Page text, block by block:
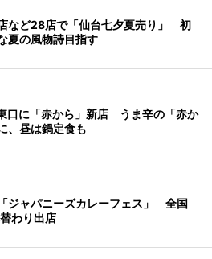
など28店で「仙台七夕夏売り」 初
夏の風物詩目指す
口に「赤から」新店 うま辛の「赤か
、昼は鍋定食も
ジャパニーズカレーフェス」 全国
わり出店